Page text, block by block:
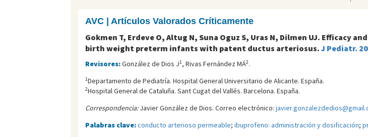
AVC | Artículos Valorados Críticamente
Gokmen T, Erdeve O, Altug N, Suna Oguz S, Uras N, Dilmen UJ.
birth weight preterm infants with patent ductus arteriosus. J Pediatr.
Revisores:González de Dios J1, Rivas Fernández MÁ2.
1Departamento de Pediatría. Hospital General Universitario de Alicante. España.
2Hospital General de Cataluña. Sant Cugat del Vallés. Barcelona. España.
Correspondencia:Javier González de Dios. Correo electrónico:
Palabras clave:conducto arterioso permeable; ibuprofeno: administración y dosificación;